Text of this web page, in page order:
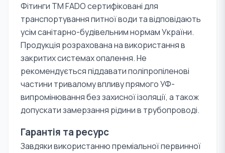
Фітинги TM FADO сертифіковані для
транспортування питної води та відповідають
усім санітарно-будівельним нормам України.
Продукція розрахована на використання в
закритих системах опалення. Не
рекомендується піддавати поліпропіленові
частини тривалому впливу прямого УФ-
випромінювання без захисної ізоляції, а також
допускати замерзання рідини в трубопроводі.
Гарантія та ресурс
Завдяки використанню преміальної первинної